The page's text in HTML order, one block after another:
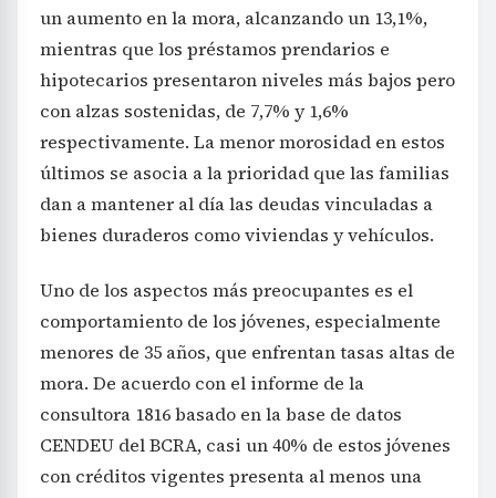
un aumento en la mora, alcanzando un 13,1%,
mientras que los préstamos prendarios e
hipotecarios presentaron niveles más bajos pero
con alzas sostenidas, de 7,7% y 1,6%
respectivamente. La menor morosidad en estos
últimos se asocia a la prioridad que las familias
dan a mantener al día las deudas vinculadas a
bienes duraderos como viviendas y vehículos.
Uno de los aspectos más preocupantes es el
comportamiento de los jóvenes, especialmente
menores de 35 años, que enfrentan tasas altas de
mora. De acuerdo con el informe de la
consultora 1816 basado en la base de datos
CENDEU del BCRA, casi un 40% de estos jóvenes
con créditos vigentes presenta al menos una